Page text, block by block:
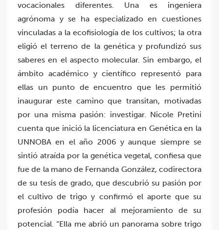
vocacionales diferentes. Una es ingeniera
agrónoma y se ha especializado en cuestiones
vinculadas a la ecofisiología de los cultivos; la otra
eligió el terreno de la genética y profundizó sus
saberes en el aspecto molecular. Sin embargo, el
ámbito académico y científico representó para
ellas un punto de encuentro que les permitió
inaugurar este camino que transitan, motivadas
por una misma pasión: investigar. Nicole Pretini
cuenta que inició la licenciatura en Genética en la
UNNOBA en el año 2006 y aunque siempre se
sintió atraída por la genética vegetal, confiesa que
fue de la mano de Fernanda González, codirectora
de su tesis de grado, que descubrió su pasión por
el cultivo de trigo y confirmó el aporte que su
profesión podía hacer al mejoramiento de su
potencial. “Ella me abrió un panorama sobre trigo